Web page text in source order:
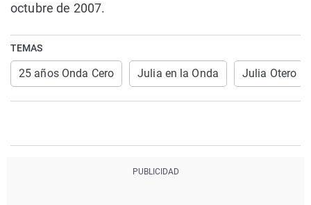
octubre de 2007.
TEMAS
25 años Onda Cero Julia en la Onda Julia Otero